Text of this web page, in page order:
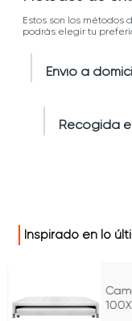
Estos son los
podrás elegir tu
Envío a
Recogida
Inspirado en lo